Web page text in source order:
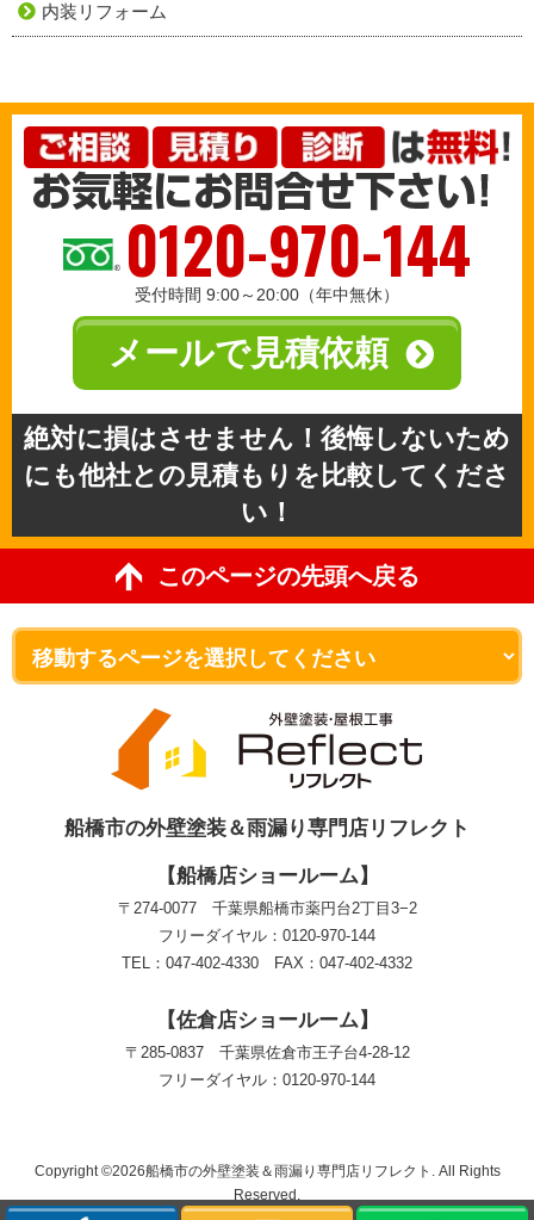
内装リフォーム
0120-970-144
受付時間 9:00～20:00（年中無休）
メールで見積依頼
絶対に損はさせません！後悔しないため
にも他社との見積もりを比較してくださ
い！
このページの先頭へ戻る
船橋市の外壁塗装＆雨漏り専門店リフレクト
【船橋店ショールーム】
〒274-0077 千葉県船橋市薬円台2丁目3−2
フリーダイヤル：0120-970-144
TEL：047-402-4330 FAX：047-402-4332
【佐倉店ショールーム】
〒285-0837 千葉県佐倉市王子台4-28-12
フリーダイヤル：0120-970-144
Copyright ©2026船橋市の外壁塗装＆雨漏り専門店リフレクト. All Rights
Reserved.